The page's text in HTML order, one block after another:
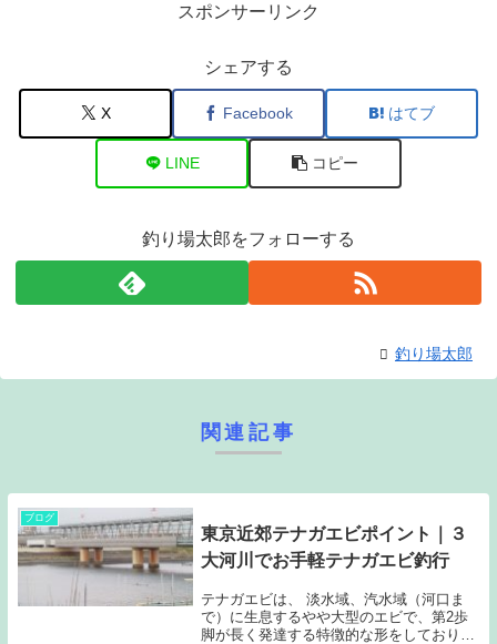
スポンサーリンク
シェアする
X Facebook はてブ
LINE コピー
釣り場太郎をフォローする
釣り場太郎
関連記事
ブログ
東京近郊テナガエビポイント｜３
大河川でお手軽テナガエビ釣行
テナガエビは、 淡水域、汽水域（河口ま
で）に生息するやや大型のエビで、第2歩
脚が長く発達する特徴的な形をしており、